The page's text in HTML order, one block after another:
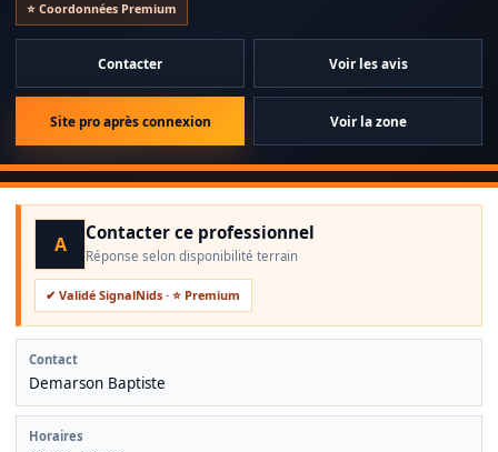
⭐ Coordonnées Premium
Contacter Voir les avis
Site pro après connexion Voir la zone
A Contacter ce professionnel
Réponse selon disponibilité terrain
✔ Validé SignalNids · ⭐ Premium
Contact
Demarson Baptiste
Horaires